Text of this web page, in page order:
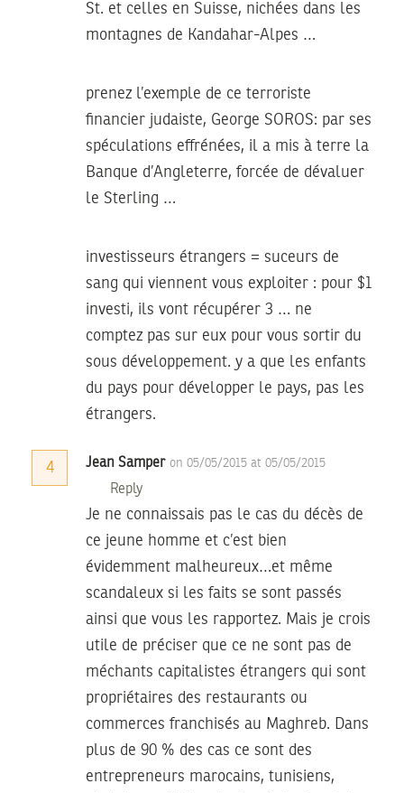
St. et celles en Suisse, nichées dans les
montagnes de Kandahar-Alpes …
prenez l’exemple de ce terroriste
financier judaiste, George SOROS: par ses
spéculations effrénées, il a mis à terre la
Banque d’Angleterre, forcée de dévaluer
le Sterling …
investisseurs étrangers = suceurs de
sang qui viennent vous exploiter : pour $1
investi, ils vont récupérer 3 … ne
comptez pas sur eux pour vous sortir du
sous développement. y a que les enfants
du pays pour développer le pays, pas les
étrangers.
4 Jean Samper on 05/05/2015 at 05/05/2015
Reply
Je ne connaissais pas le cas du décès de
ce jeune homme et c’est bien
évidemment malheureux…et même
scandaleux si les faits se sont passés
ainsi que vous les rapportez. Mais je crois
utile de préciser que ce ne sont pas de
méchants capitalistes étrangers qui sont
propriétaires des restaurants ou
commerces franchisés au Maghreb. Dans
plus de 90 % des cas ce sont des
entrepreneurs marocains, tunisiens,